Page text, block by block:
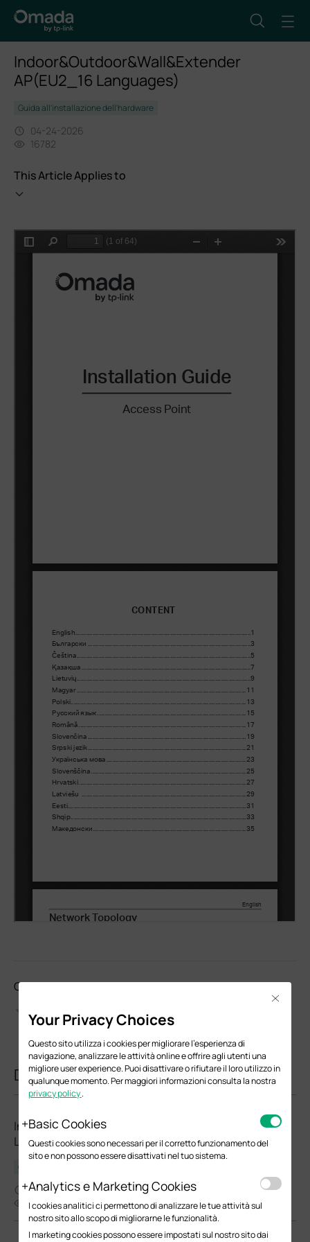
Indoor&Outdoor&Wall&Extender
AP(EU2_16 Languages)
Guida all'installazione dell'hardware
04-24-2026
16782
This Article Applies to
Come valuti questo documento?
Documenti correlati
Indoor&Outdoor&Wall&Extender AP(EU1_12
Languages)
Guida all'installazione dell'hardware
04-28-2025
17027
Your Privacy Choices
Questo sito utilizza i cookies per migliorare l'esperienza di
navigazione, analizzare le attività online e offrire agli utenti una
migliore user experience. Puoi disattivare o rifiutare il loro utilizzo in
qualunque momento. Per maggiori informazioni consulta la nostra
privacy policy.
Basic Cookies
Questi cookies sono necessari per il corretto funzionamento del
sito e non possono essere disattivati nel tuo sistema.
Analytics e Marketing Cookies
I cookies analitici ci permettono di analizzare le tue attività sul
nostro sito allo scopo di migliorarne le funzionalità.
I marketing cookies possono essere impostati sul nostro sito dai
Close